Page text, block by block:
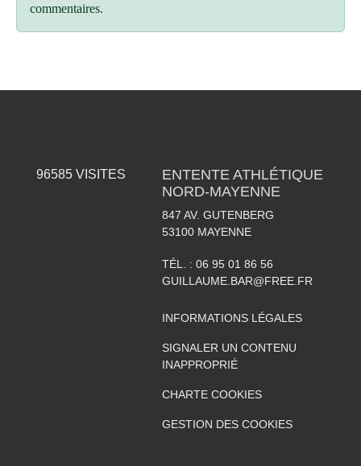
commentaires.
96585VISITES
ENTENTE ATHLÉTIQUE
NORD-MAYENNE
847 AV. GUTENBERG
53100 MAYENNE
TÉL. : 06 95 01 86 56
GUILLAUME.BAR@FREE.FR
INFORMATIONS LÉGALES
SIGNALER UN CONTENU
INAPPROPRIÉ
CHARTE COOKIES
GESTION DES COOKIES